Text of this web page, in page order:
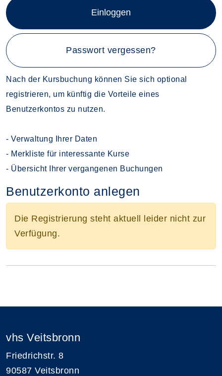
Einloggen
Passwort vergessen?
Nach der Kursbuchung können Sie sich optional
registrieren, um künftig die Vorteile eines
Benutzerkontos zu nutzen.
- Verwaltung Ihrer Daten
- Merkliste für interessante Kurse
- Übersicht Ihrer vergangenen Buchungen
Benutzerkonto anlegen
Die Registrierung steht aktuell leider nicht zur
Verfügung.
vhs Veitsbronn
Friedrichstr. 8
90587 Veitsbronn